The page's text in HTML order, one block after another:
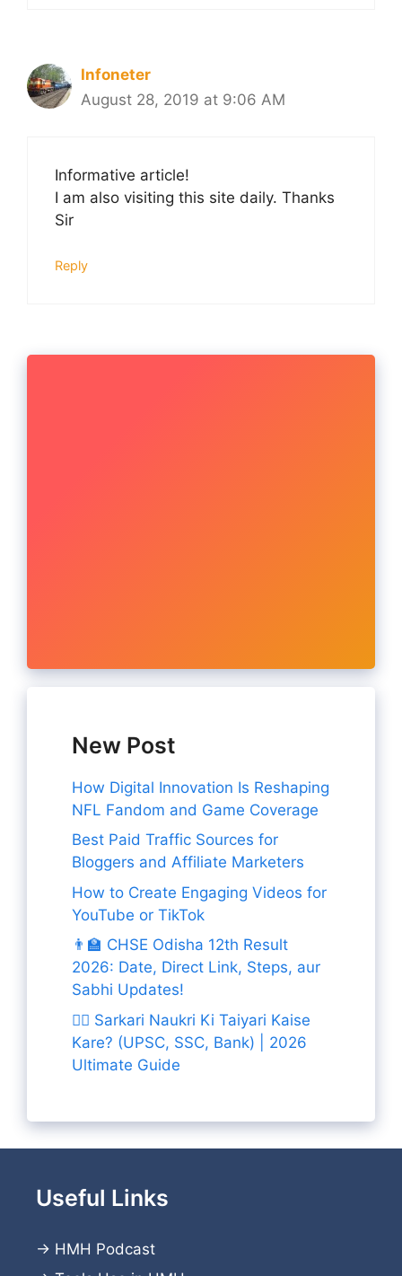
Infoneter
August 28, 2019 at 9:06 AM
Informative article!
I am also visiting this site daily. Thanks
Sir
Reply
New Post
How Digital Innovation Is Reshaping
NFL Fandom and Game Coverage
Best Paid Traffic Sources for
Bloggers and Affiliate Marketers
How to Create Engaging Videos for
YouTube or TikTok
👨‍🏫 CHSE Odisha 12th Result
2026: Date, Direct Link, Steps, aur
Sabhi Updates!
👨‍✈️ Sarkari Naukri Ki Taiyari Kaise
Kare? (UPSC, SSC, Bank) | 2026
Ultimate Guide
Useful Links
→ HMH Podcast